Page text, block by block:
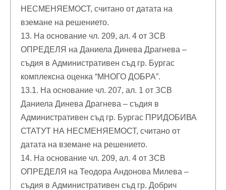
НЕСМЕНЯЕМОСТ, считано от датата на
вземане на решението.
13. На основание чл. 209, ал. 4 от ЗСВ
ОПРЕДЕЛЯ на Даниела Динева Драгнева –
съдия в Административен съд гр. Бургас
комплексна оценка “МНОГО ДОБРА”.
13.1. На основание чл. 207, ал. 1 от ЗСВ
Даниела Динева Драгнева – съдия в
Административен съд гр. Бургас ПРИДОБИВА
СТАТУТ НА НЕСМЕНЯЕМОСТ, считано от
датата на вземане на решението.
14. На основание чл. 209, ал. 4 от ЗСВ
ОПРЕДЕЛЯ на Теодора Андонова Милева –
съдия в Административен съд гр. Добрич